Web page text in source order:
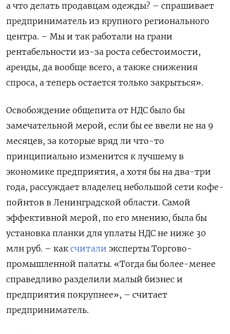
а что делать продавцам одежды? – спрашивает
предприниматель из крупного регионального
центра. – Мы и так работали на грани
рентабельности из-за роста себестоимости,
аренды, да вообще всего, а также снижения
спроса, а теперь остается только закрыться».
Освобождение общепита от НДС было бы
замечательной мерой, если бы ее ввели не на 9
месяцев, за которые вряд ли что-то
принципиально изменится к лучшему в
экономике предприятия, а хотя бы на два-три
года, рассуждает владелец небольшой сети кофе-
пойнтов в Ленинградской области. Самой
эффективной мерой, по его мнению, была бы
установка планки для уплаты НДС не ниже 30
млн руб. – как считали эксперты Торгово-
промышленной палаты. «Тогда бы более-менее
справедливо разделили малый бизнес и
предприятия покрупнее», – считает
предприниматель.